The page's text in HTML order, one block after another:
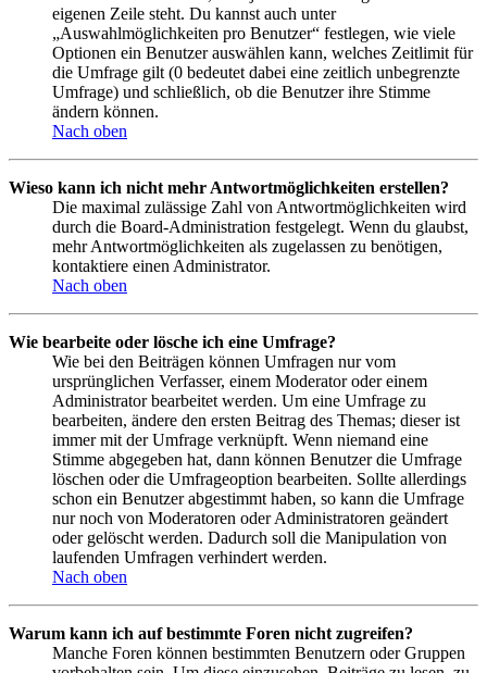
eigenen Zeile steht. Du kannst auch unter
„Auswahlmöglichkeiten pro Benutzer“ festlegen, wie viele
Optionen ein Benutzer auswählen kann, welches Zeitlimit für
die Umfrage gilt (0 bedeutet dabei eine zeitlich unbegrenzte
Umfrage) und schließlich, ob die Benutzer ihre Stimme
ändern können.
Nach oben
Wieso kann ich nicht mehr Antwortmöglichkeiten erstellen?
Die maximal zulässige Zahl von Antwortmöglichkeiten wird
durch die Board-Administration festgelegt. Wenn du glaubst,
mehr Antwortmöglichkeiten als zugelassen zu benötigen,
kontaktiere einen Administrator.
Nach oben
Wie bearbeite oder lösche ich eine Umfrage?
Wie bei den Beiträgen können Umfragen nur vom
ursprünglichen Verfasser, einem Moderator oder einem
Administrator bearbeitet werden. Um eine Umfrage zu
bearbeiten, ändere den ersten Beitrag des Themas; dieser ist
immer mit der Umfrage verknüpft. Wenn niemand eine
Stimme abgegeben hat, dann können Benutzer die Umfrage
löschen oder die Umfrageoption bearbeiten. Sollte allerdings
schon ein Benutzer abgestimmt haben, so kann die Umfrage
nur noch von Moderatoren oder Administratoren geändert
oder gelöscht werden. Dadurch soll die Manipulation von
laufenden Umfragen verhindert werden.
Nach oben
Warum kann ich auf bestimmte Foren nicht zugreifen?
Manche Foren können bestimmten Benutzern oder Gruppen